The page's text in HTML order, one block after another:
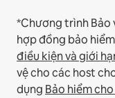
*Chương trình Bảo
hợp đồng bảo
điều kiện và giới
vệ cho các host
dụng Bảo hiểm